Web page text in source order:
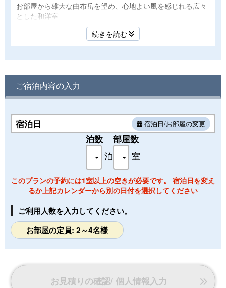
お部屋から雄大な由布岳を望め、心地よい風を感じれる広々
とした和洋室
和室10畳・洋室8畳の広々としたお部屋で洋室にはセミダブ
ルベットのツインルームでゆっくりとお過ごし頂けます。
※専用露天風呂は付いていません。
禁煙・インターネット可
■客室設備■
テレビ／衛星放送／電話／インターネット接続（無線LAN）
ポット／お茶セット／冷蔵庫／ドライヤー／電気スタンド
洗浄機付きトイレ／金庫／電子レンジ
携帯電話充電器（貸出）／アイロン（貸出）
ボディーソープ／シャンプー／コンディショナー／浴衣
洗顔ソープ／ハミガキセット／カミソリ／ブラシ／タオル／
バスタオル
続きを読む
ご宿泊内容の入力
宿泊日 宿泊日/お部屋の変更
泊数
泊
部屋数
室
このプランの予約には1室以上の空きが必要です。 宿泊日を変え
るか上記カレンダーから別の日付を選択してください
ご利用人数を入力してください。
お部屋の定員: 2～4名様
お見積りの確認/ 個人情報入力